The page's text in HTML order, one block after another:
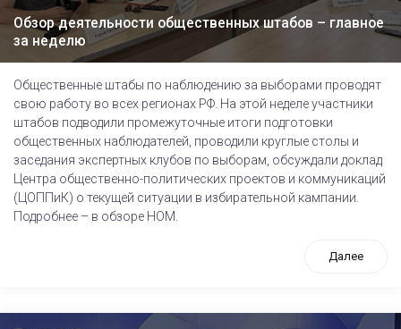
Обзор деятельности общественных штабов – главное
за неделю
Общественные штабы по наблюдению за выборами проводят
свою работу во всех регионах РФ. На этой неделе участники
штабов подводили промежуточные итоги подготовки
общественных наблюдателей, проводили круглые столы и
заседания экспертных клубов по выборам, обсуждали доклад
Центра общественно-политических проектов и коммуникаций
(ЦОППиК) о текущей ситуации в избирательной кампании.
Подробнее – в обзоре НОМ.
Далее